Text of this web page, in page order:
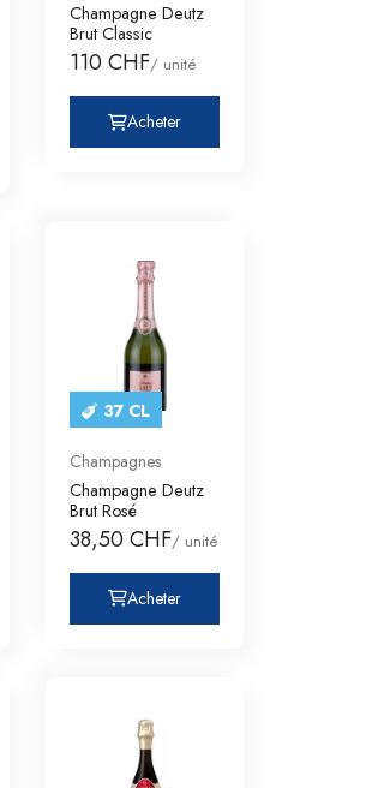
Champagne Deutz
Brut Classic
110 CHF/ unité
Acheter
37 CL
Champagnes
Champagne Deutz
Brut Rosé
38,50 CHF/ unité
Acheter